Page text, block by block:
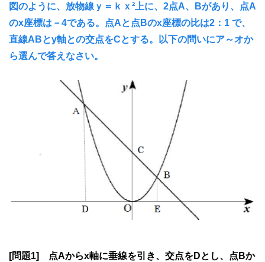
図のように、放物線ｙ＝ｋｘ²上に、2点A、Bがあり、点A
のx座標は－4である。点Aと点Bのx座標の比は2：1 で、
直線ABとy軸との交点をCとする。以下の問いにア～オか
ら選んで答えなさい。
[問題1] 点Aからx軸に垂線を引き、交点をDとし、点Bか